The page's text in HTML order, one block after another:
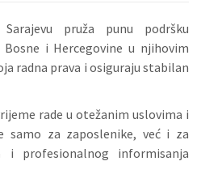
pruža punu podršku
i Hercegovine u njihovim
radna prava i osiguraju stabilan
rade u otežanim uslovima i
samo za zaposlenike, već i za
i profesionalnog informisanja